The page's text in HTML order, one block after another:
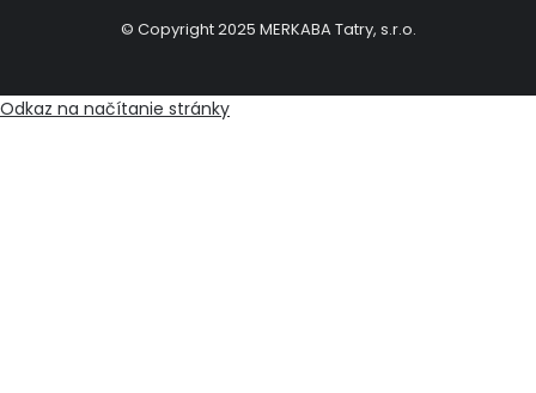
© Copyright 2025 MERKABA Tatry, s.r.o.
Odkaz na načítanie stránky